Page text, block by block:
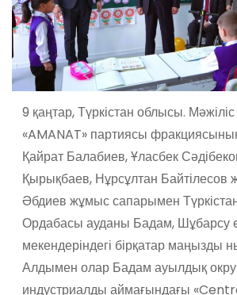
9 қаңтар, Түркістан облысы.
«AMANAT» партиясы
Қайрат Балабиев, Ұласбек
Қырықбаев, Нұрсұлтан Байтілесов
Әбдиев жұмыс сапарымен
Ордабасы ауданы Бадам, Шұбарсу
мекендеріндегі бірқатар маңызды
Алдымен олар Бадам ауылдық
индустриалды аймағындағы